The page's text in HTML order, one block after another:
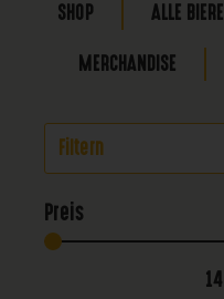
SHOP ALLE BIERE
MERCHANDISE
Filtern
Preis
14